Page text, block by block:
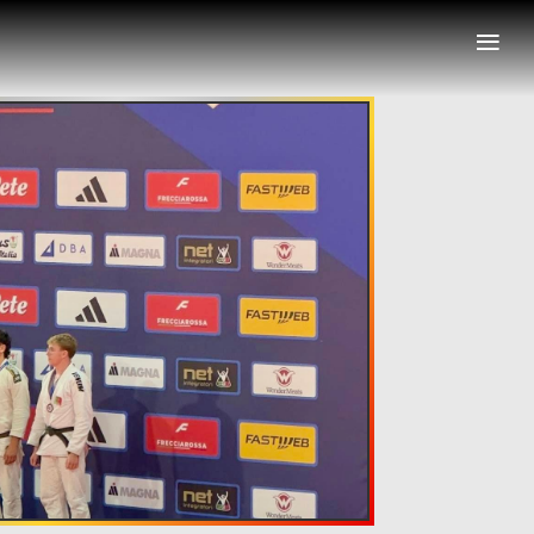
≡
Representações Internacionais